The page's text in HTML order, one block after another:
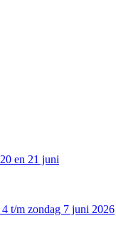
en 21 juni
t/m zondag 7 juni 2026